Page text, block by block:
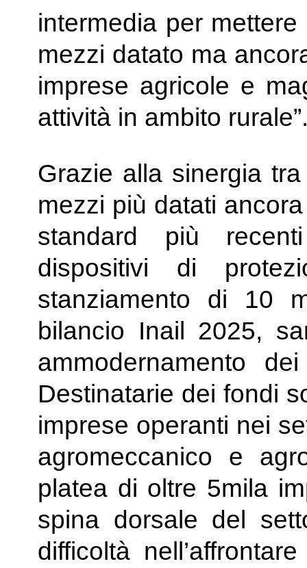
intermedia per
mezzi datato ma
imprese agricole e
attività in ambito
Grazie alla sinergia
mezzi più datati
standard più
dispositivi di
stanziamento di 10
bilancio Inail 2025,
ammodernamento
Destinatarie dei fondi
imprese operanti nei
agromeccanico e
platea di oltre 5mila
spina dorsale del
difficoltà